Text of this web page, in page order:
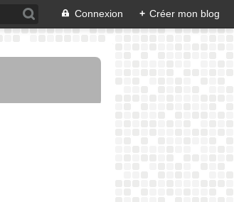
Connexion + Créer mon blog